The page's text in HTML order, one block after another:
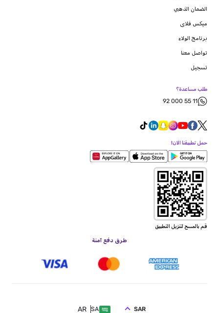
الضمان الذهبي
ميكس فلاى
برنامج الولاء
تواصل معنا
تسجيل
طلب مساعدة؟
92 000 55 11
حمل تطبيقنا الآن!
قم بالمسح لتنزيل التطبيق
طرق دفع آمنة
SA
AR SAR